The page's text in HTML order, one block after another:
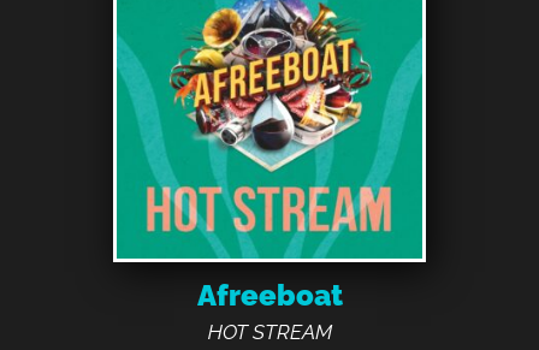
Afreeboat
HOT STREAM